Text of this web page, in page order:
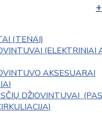
(TENAI)
(ELEKTRINIAI
AKSESUARAI
DŽIOVINTUVAI